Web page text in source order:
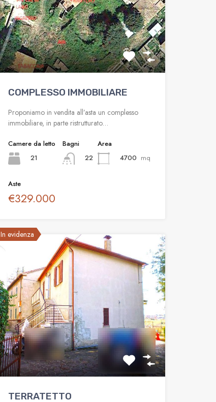
COMPLESSO IMMOBILIARE
Proponiamo in vendita all’asta un complesso
immobiliare, in parte ristrutturato…
Camere da letto
21
Bagni
22
Area
4700 mq
Aste
€329.000
In evidenza
TERRATETTO